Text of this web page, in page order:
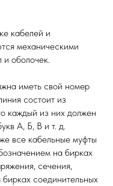
кабелей и
механическими
и оболочек.
иметь свой номер
состоит из
каждый из них должен
А, Б, В и т. д.
все кабельные муфты
на бирках
сечения,
соединительных